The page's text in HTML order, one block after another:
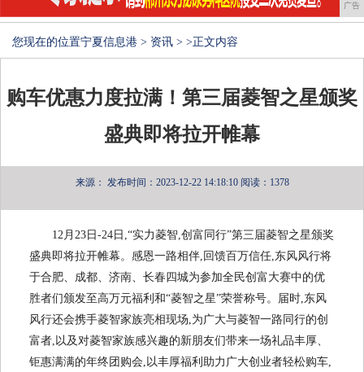
广告
您现在的位置宁夏信息港 > 资讯 > >正文内容
购车优惠力度拉满！第三届菱智之星颁奖
盛典即将拉开帷幕
来源： 发布时间：2023-12-22 14:18:10 阅读：1378
12月23日-24日,“实力菱智,创富同行”第三届菱智之星颁奖
盛典即将拉开帷幕。感恩一路相伴,回馈百万信任,东风风行将
于合肥、成都、济南、长春四城为参加全民创富大赛中的优
胜者们颁发至高万元福利和“菱智之星”荣誉称号。届时,东风
风行还会携手菱智家族亮相现场,为广大与菱智一路同行的创
富者,以及对菱智家族感兴趣的新朋友们带来一场礼品丰厚、
钜惠满满的年终团购会,以丰厚福利助力广大创业者轻松购车,